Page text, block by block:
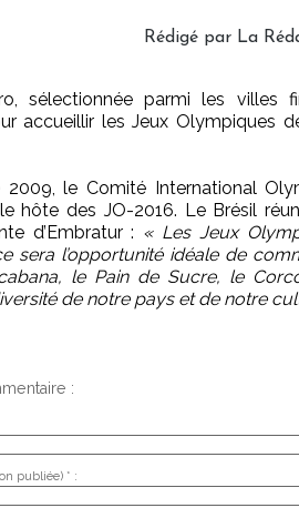
Rédigé par La
sélectionnée parmi les villes
accueillir les Jeux Olympiques
le Comité International
hôte des JO-2016. Le Brésil
d’Embratur : « Les Jeux
sera l’opportunité idéale de
le Pain de Sucre, le
de notre pays et de notre
:
publiée) * :